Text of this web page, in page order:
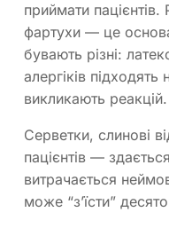
приймати
фартухи — це
бувають різні:
алергіків підходять
викликають реакцій.
Серветки, слинові
пацієнтів —
витрачається
може “з’їсти”